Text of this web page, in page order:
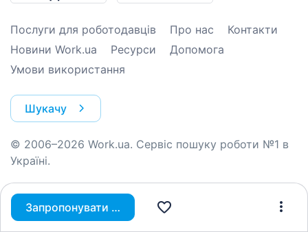
Запропонувати вакансію
Послуги для роботодавців Про нас
Контакти
Новини Work.ua
Ресурси
Допомога
Умови використання
Шукачу
© 2006–2026 Work.ua. Сервіс пошуку роботи №1 в
Україні.